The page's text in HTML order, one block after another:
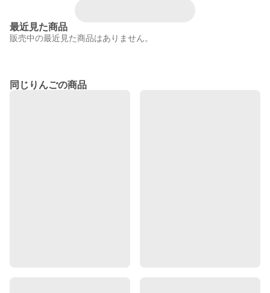
最近見た商品
販売中の最近見た商品はありません。
同じりんごの商品